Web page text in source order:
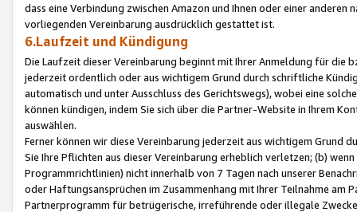
dass eine Verbindung zwischen Amazon und Ihnen oder einer
vorliegenden Vereinbarung ausdrücklich gestattet ist.
6.Laufzeit und Kündigung
Die Laufzeit dieser Vereinbarung beginnt mit Ihrer Anmeldung für die
jederzeit ordentlich oder aus wichtigem Grund durch schriftliche
automatisch und unter Ausschluss des Gerichtswegs), wobei eine
können kündigen, indem Sie sich über die Partner-Website in Ihrem
auswählen.
Ferner können wir diese Vereinbarung jederzeit aus wichtigem Grund
Sie Ihre Pflichten aus dieser Vereinbarung erheblich verletzen; (b)
Programmrichtlinien) nicht innerhalb von 7 Tagen nach unserer
oder Haftungsansprüchen im Zusammenhang mit Ihrer Teilnahme am
Partnerprogramm für betrügerische, irreführende oder illegale